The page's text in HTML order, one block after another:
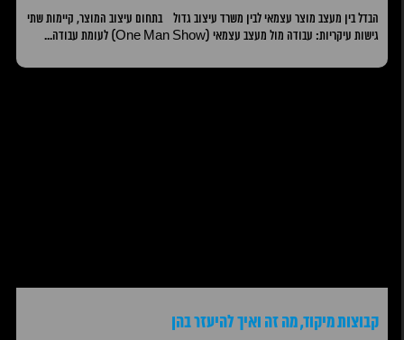
הבדל בין מעצב מוצר עצמאי לבין משרד עיצוב גדול בתחום עיצוב המוצר, קיימות שתי
גישות עיקריות: עבודה מול מעצב עצמאי (One Man Show) לעומת עבודה...
קבוצות מיקוד, מה זה ואיך להיעזר בהן